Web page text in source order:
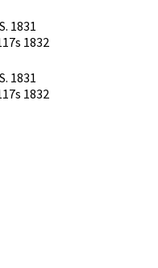
1831
1832
1831
1832